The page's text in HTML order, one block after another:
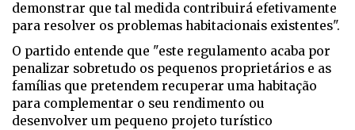
demonstrar que tal medida contribuirá efetivamente
para resolver os problemas habitacionais existentes".
O partido entende que "este regulamento acaba por
penalizar sobretudo os pequenos proprietários e as
famílias que pretendem recuperar uma habitação
para complementar o seu rendimento ou
desenvolver um pequeno projeto turístico